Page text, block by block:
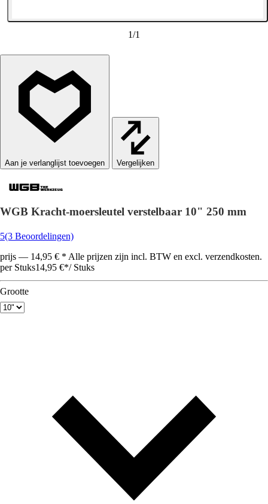
1/1
Vergelijken
WGB Kracht-moersleutel verstelbaar 10" 250 mm
5(3 Beoordelingen)
prijs — 14,95 € * Alle prijzen zijn incl. BTW en excl. verzendkosten.
per Stuks14,95 €*/ Stuks
Grootte